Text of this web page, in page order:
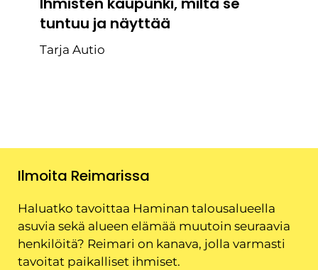
tuntuu ja näyttää
Tarja Autio
Ilmoita Reimarissa
Haluatko tavoittaa Haminan talousalueella
asuvia sekä alueen elämää muutoin seuraavia
henkilöitä? Reimari on kanava, jolla varmasti
tavoitat paikalliset ihmiset.